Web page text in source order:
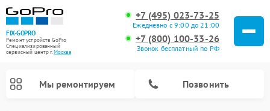
FIX-GOPRO
Ремонт устройств GoPro
Специализированный
cервисный центр г.Москва
+7 (495) 023-73-25
Ежедневно с 9:00 до 21:00
+7 (800) 100-33-26
Звонок бесплатный по РФ
Мы ремонтируем Позвонить